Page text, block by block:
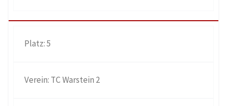
5
TC Warstein 2